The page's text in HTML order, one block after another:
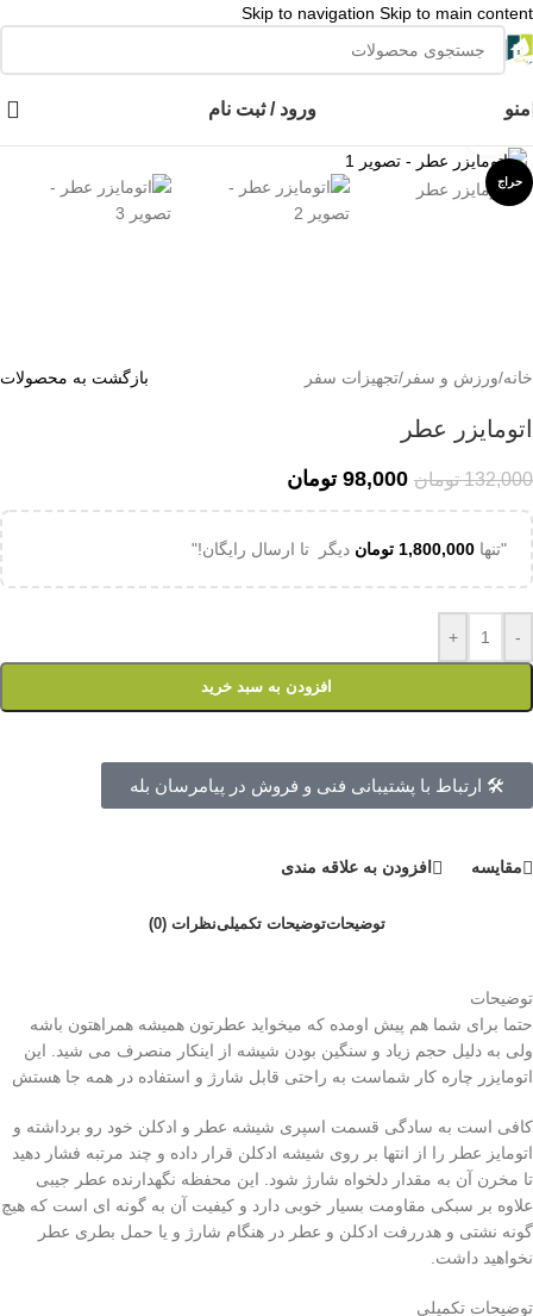
Skip to navigation Skip to main content
👈با کلیک روی این نوشته عضو کانال هوم پلاست در پیام رسان بله شوید👉
منو ورود / ثبت نام
حراج
خانه/ورزش و سفر /تجهیزات سفر بازگشت به محصولات
اتومایزر عطر
132,000 تومان 98,000 تومان
"تنها 1,800,000 تومان دیگر تا ارسال رایگان!"
-
+
افزودن به سبد خرید
🛠 ارتباط با پشتیبانی فنی و فروش در پیامرسان بله
مقايسه افزودن به علاقه مندی
توضیحاتتوضیحات تکمیلینظرات (0)
توضیحات
حتما برای شما هم پیش اومده که میخواید عطرتون همیشه همراهتون باشه
ولی به دلیل حجم زیاد و سنگین بودن شیشه از اینکار منصرف می شید. این
اتومایزر چاره کار شماست به راحتی قابل شارژ و استفاده در همه جا هستش
کافی است به سادگی قسمت اسپری شیشه عطر و ادکلن خود رو برداشته و
اتومایز عطر را از انتها بر روی شیشه ادکلن قرار داده و چند مرتبه فشار دهید
تا مخرن آن به مقدار دلخواه شارژ شود. این محفظه نگهدارنده عطر جیبی
علاوه بر سبکی مقاومت بسیار خوبی دارد و کیفیت آن به گونه ای است که هیچ
گونه نشتی و هدررفت ادکلن و عطر در هنگام شارژ و یا حمل بطری عطر
نخواهید داشت.
توضیحات تکمیلی